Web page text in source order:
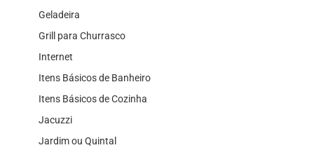
Geladeira
Grill para Churrasco
Internet
Itens Básicos de Banheiro
Itens Básicos de Cozinha
Jacuzzi
Jardim ou Quintal